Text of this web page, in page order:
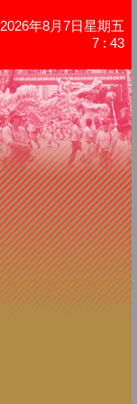
2026年8月7日星期五
7 : 43